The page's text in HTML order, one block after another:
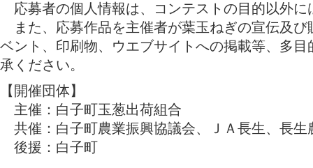
応募者の個人情報は、コンテストの目的以外に
また、応募作品を主催者が葉玉ねぎの宣伝及び
ベント、印刷物、ウエブサイトへの掲載等、多
承ください。
【開催団体】
主催：白子町玉葱出荷組合
共催：白子町農業振興協議会、ＪＡ長生、長生
後援：白子町